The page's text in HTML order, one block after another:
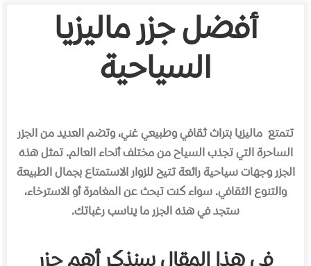
أفضل جزر ماليزيا
السياحية
تتمتع ماليزيا بتراث ثقافي وطبيعي غني، وتضم العديد من الجزر
الساحرة التي تجذب السياح من مختلف أنحاء العالم. تمثل هذه
الجزر وجهات سياحية رائعة تتيح للزوار الاستمتاع بجمال الطبيعة
والتنوع الثقافي. سواء كنت تبحث عن المغامرة أو الاسترخاء،
ستجد في هذه الجزر ما يناسب رغباتك.